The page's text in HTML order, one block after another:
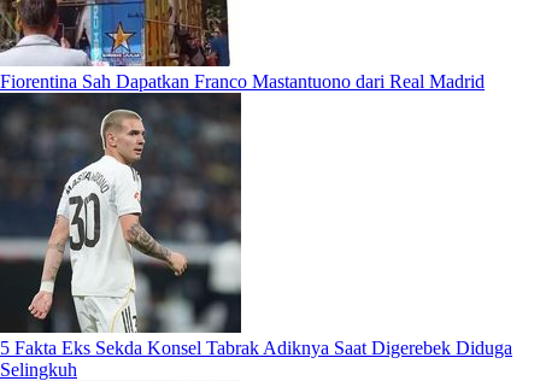
Fiorentina Sah Dapatkan Franco Mastantuono dari Real Madrid
5 Fakta Eks Sekda Konsel Tabrak Adiknya Saat Digerebek Diduga
Selingkuh